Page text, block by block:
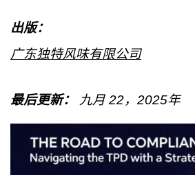
出版：
广东独特风味有限公司
最后更新： 九月 22，2025年